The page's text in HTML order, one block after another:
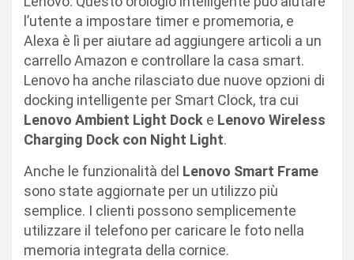
l’utente a impostare timer e promemoria, e
Alexa è lì per aiutare ad aggiungere articoli a un
carrello Amazon e controllare la casa smart.
Lenovo ha anche rilasciato due nuove opzioni di
docking intelligente per Smart Clock, tra cui
Lenovo Ambient Light Dock e Lenovo Wireless
Charging Dock con Night Light.
Anche le funzionalità del Lenovo Smart Frame
sono state aggiornate per un utilizzo più
semplice. I clienti possono semplicemente
utilizzare il telefono per caricare le foto nella
memoria integrata della cornice.